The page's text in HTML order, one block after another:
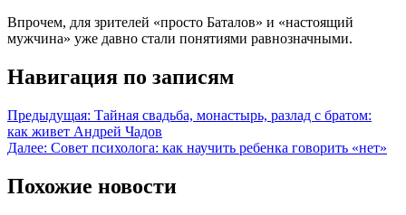
Впрочем, для зрителей «просто Баталов» и «настоящий
мужчина» уже давно стали понятиями равнозначными.
Навигация по записям
Предыдущая: Тайная свадьба, монастырь, разлад с братом:
как живет Андрей Чадов
Далее: Совет психолога: как научить ребенка говорить «нет»
Похожие новости